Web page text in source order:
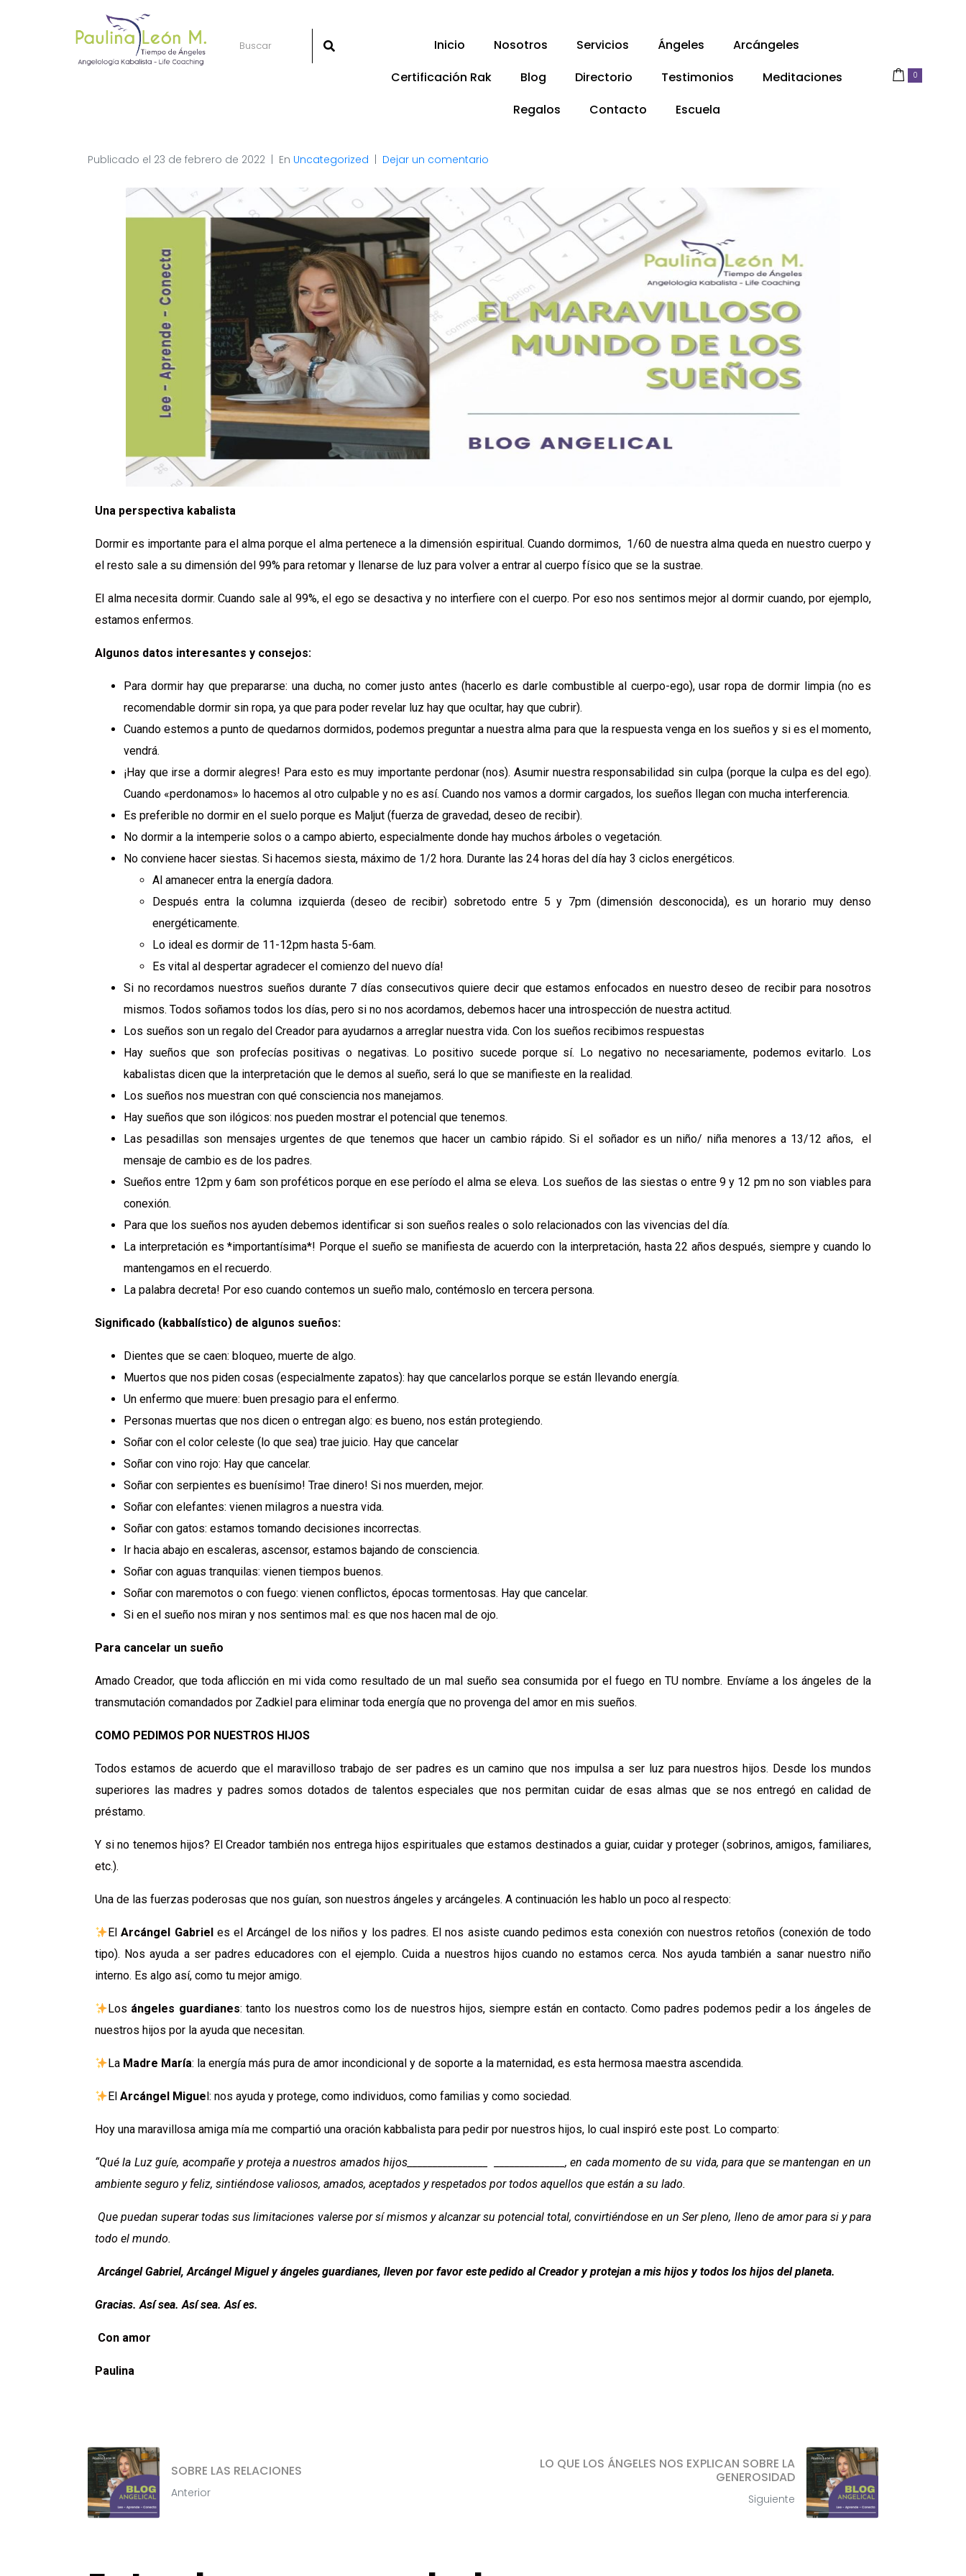
Inicio Nosotros Servicios Ángeles
Arcángeles
Certificación Rak
Blog Directorio Testimonios
Meditaciones
Regalos
Contacto Escuela
0
Publicado el 23 de febrero de 2022 En Uncategorized Dejar un comentario
Una perspectiva kabalista
Dormir es importante para el alma porque el alma pertenece a la dimensión espiritual. Cuando dormimos, 1/60 de nuestra alma queda en nuestro cuerpo y
el resto sale a su dimensión del 99% para retomar y llenarse de luz para volver a entrar al cuerpo físico que se la sustrae.
El alma necesita dormir. Cuando sale al 99%, el ego se desactiva y no interfiere con el cuerpo. Por eso nos sentimos mejor al dormir cuando, por ejemplo,
estamos enfermos.
Algunos datos interesantes y consejos:
Para dormir hay que prepararse: una ducha, no comer justo antes (hacerlo es darle combustible al cuerpo-ego), usar ropa de dormir limpia (no es
recomendable dormir sin ropa, ya que para poder revelar luz hay que ocultar, hay que cubrir).
Cuando estemos a punto de quedarnos dormidos, podemos preguntar a nuestra alma para que la respuesta venga en los sueños y si es el momento,
vendrá.
¡Hay que irse a dormir alegres! Para esto es muy importante perdonar (nos). Asumir nuestra responsabilidad sin culpa (porque la culpa es del ego).
Cuando «perdonamos» lo hacemos al otro culpable y no es así. Cuando nos vamos a dormir cargados, los sueños llegan con mucha interferencia.
Es preferible no dormir en el suelo porque es Maljut (fuerza de gravedad, deseo de recibir).
No dormir a la intemperie solos o a campo abierto, especialmente donde hay muchos árboles o vegetación.
No conviene hacer siestas. Si hacemos siesta, máximo de 1/2 hora. Durante las 24 horas del día hay 3 ciclos energéticos.
Al amanecer entra la energía dadora.
Después entra la columna izquierda (deseo de recibir) sobretodo entre 5 y 7pm (dimensión desconocida), es un horario muy denso
energéticamente.
Lo ideal es dormir de 11-12pm hasta 5-6am.
Es vital al despertar agradecer el comienzo del nuevo día!
Si no recordamos nuestros sueños durante 7 días consecutivos quiere decir que estamos enfocados en nuestro deseo de recibir para nosotros
mismos. Todos soñamos todos los días, pero si no nos acordamos, debemos hacer una introspección de nuestra actitud.
Los sueños son un regalo del Creador para ayudarnos a arreglar nuestra vida. Con los sueños recibimos respuestas
Hay sueños que son profecías positivas o negativas. Lo positivo sucede porque sí. Lo negativo no necesariamente, podemos evitarlo. Los
kabalistas dicen que la interpretación que le demos al sueño, será lo que se manifieste en la realidad.
Los sueños nos muestran con qué consciencia nos manejamos.
Hay sueños que son ilógicos: nos pueden mostrar el potencial que tenemos.
Las pesadillas son mensajes urgentes de que tenemos que hacer un cambio rápido. Si el soñador es un niño/ niña menores a 13/12 años, el
mensaje de cambio es de los padres.
Sueños entre 12pm y 6am son proféticos porque en ese período el alma se eleva. Los sueños de las siestas o entre 9 y 12 pm no son viables para
conexión.
Para que los sueños nos ayuden debemos identificar si son sueños reales o solo relacionados con las vivencias del día.
La interpretación es *importantísima*! Porque el sueño se manifiesta de acuerdo con la interpretación, hasta 22 años después, siempre y cuando lo
mantengamos en el recuerdo.
La palabra decreta! Por eso cuando contemos un sueño malo, contémoslo en tercera persona.
Significado (kabbalístico) de algunos sueños:
Dientes que se caen: bloqueo, muerte de algo.
Muertos que nos piden cosas (especialmente zapatos): hay que cancelarlos porque se están llevando energía.
Un enfermo que muere: buen presagio para el enfermo.
Personas muertas que nos dicen o entregan algo: es bueno, nos están protegiendo.
Soñar con el color celeste (lo que sea) trae juicio. Hay que cancelar
Soñar con vino rojo: Hay que cancelar.
Soñar con serpientes es buenísimo! Trae dinero! Si nos muerden, mejor.
Soñar con elefantes: vienen milagros a nuestra vida.
Soñar con gatos: estamos tomando decisiones incorrectas.
Ir hacia abajo en escaleras, ascensor, estamos bajando de consciencia.
Soñar con aguas tranquilas: vienen tiempos buenos.
Soñar con maremotos o con fuego: vienen conflictos, épocas tormentosas. Hay que cancelar.
Si en el sueño nos miran y nos sentimos mal: es que nos hacen mal de ojo.
Para cancelar un sueño
Amado Creador, que toda aflicción en mi vida como resultado de un mal sueño sea consumida por el fuego en TU nombre. Envíame a los ángeles de la
transmutación comandados por Zadkiel para eliminar toda energía que no provenga del amor en mis sueños.
COMO PEDIMOS POR NUESTROS HIJOS
Todos estamos de acuerdo que el maravilloso trabajo de ser padres es un camino que nos impulsa a ser luz para nuestros hijos. Desde los mundos
superiores las madres y padres somos dotados de talentos especiales que nos permitan cuidar de esas almas que se nos entregó en calidad de
préstamo.
Y si no tenemos hijos? El Creador también nos entrega hijos espirituales que estamos destinados a guiar, cuidar y proteger (sobrinos, amigos, familiares,
etc.).
Una de las fuerzas poderosas que nos guían, son nuestros ángeles y arcángeles. A continuación les hablo un poco al respecto:
ElArcángel Gabriel es el Arcángel de los niños y los padres. El nos asiste cuando pedimos esta conexión con nuestros retoños (conexión de todo
tipo). Nos ayuda a ser padres educadores con el ejemplo. Cuida a nuestros hijos cuando no estamos cerca. Nos ayuda también a sanar nuestro niño
interno. Es algo así, como tu mejor amigo.
Los ángeles guardianes: tanto los nuestros como los de nuestros hijos, siempre están en contacto. Como padres podemos pedir a los ángeles de
nuestros hijos por la ayuda que necesitan.
La Madre María: la energía más pura de amor incondicional y de soporte a la maternidad, es esta hermosa maestra ascendida.
ElArcángel Miguel: nos ayuda y protege, como individuos, como familias y como sociedad.
Hoy una maravillosa amiga mía me compartió una oración kabbalista para pedir por nuestros hijos, lo cual inspiró este post. Lo comparto:
“Qué la Luz guíe, acompañe y proteja a nuestros amados hijos________________ ______________, en cada momento de su vida, para que se mantengan en un
ambiente seguro y feliz, sintiéndose valiosos, amados, aceptados y respetados por todos aquellos que están a su lado.
Que puedan superar todas sus limitaciones valerse por sí mismos y alcanzar su potencial total, convirtiéndose en un Ser pleno, lleno de amor para si y para
todo el mundo.
Arcángel Gabriel, Arcángel Miguel y ángeles guardianes, lleven por favor este pedido al Creador y protejan a mis hijos y todos los hijos del planeta.
Gracias. Así sea. Así sea. Así es.
Con amor
Paulina
SOBRE LAS RELACIONES
Anterior
LO QUE LOS ÁNGELES NOS EXPLICAN SOBRE LA
GENEROSIDAD
Siguiente